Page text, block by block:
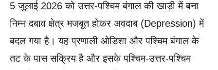
5 जुलाई 2026 को उत्तर-पश्चिम बंगाल की खाड़ी में बना
निम्न दबाव क्षेत्र मजबूत होकर अवदाब (Depression) में
बदल गया है। यह प्रणाली ओडिशा और पश्चिम बंगाल के
तट के पास सक्रिय है और इसके पश्चिम-उत्तर-पश्चिम